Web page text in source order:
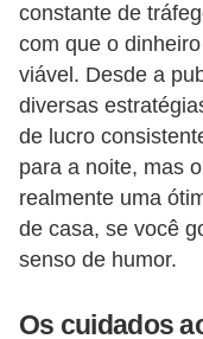
constante de
com que o
viável. Desde a
diversas
de lucro
para a noite, mas
realmente uma
de casa, se você
senso de humor.
Os cuidados
i
o
s
d
e
p
o
n
o